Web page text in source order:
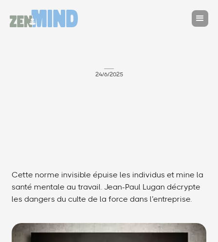
24/6/2025
Cette norme invisible épuise les individus et mine la
santé mentale au travail. Jean-Paul Lugan décrypte
les dangers du culte de la force dans l’entreprise.